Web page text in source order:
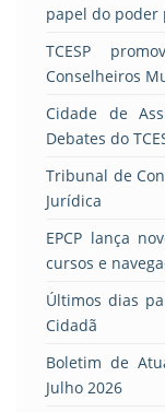
papel do poder
TCESP
Conselheiros
Cidade de
Debates do
Tribunal de
Jurídica
EPCP lança
cursos e
Últimos dias
Cidadã
Boletim de
Julho 2026